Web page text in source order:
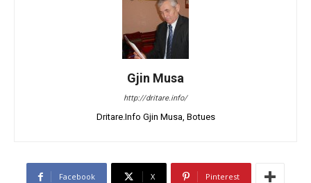
Gjin Musa
http://dritare.info/
Dritare.Info Gjin Musa, Botues
Facebook X Pinterest